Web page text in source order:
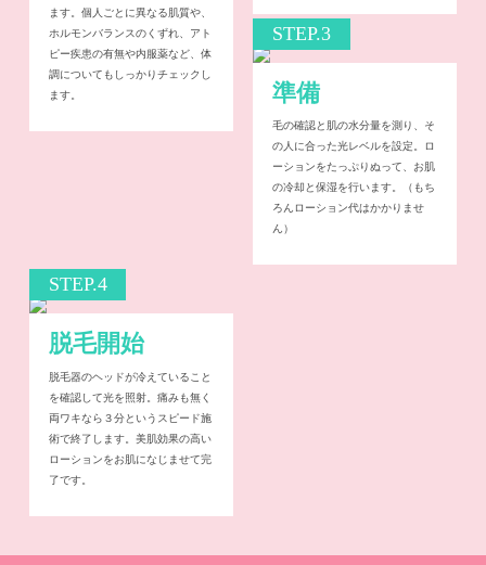
ます。個人ごとに異なる肌質や、
ホルモンバランスのくずれ、アト
ピー疾患の有無や内服薬など、体
調についてもしっかりチェックし
ます。
STEP.3
準備
毛の確認と肌の水分量を測り、そ
の人に合った光レベルを設定。ロ
ーションをたっぷりぬって、お肌
の冷却と保湿を行います。
（もち
ろんローション代はかかりませ
ん）
STEP.4
脱毛開始
脱毛器のヘッドが冷えていること
を確認して光を照射。痛みも無く
両ワキなら３分というスピード施
術で終了します。美肌効果の高い
ローションをお肌になじませて完
了です。